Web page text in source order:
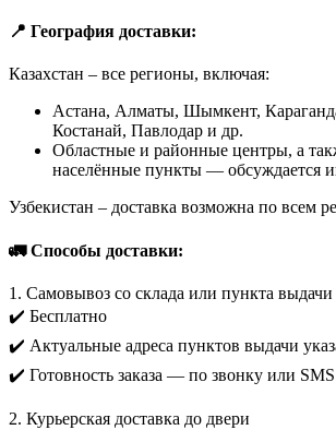
📍 География доставки:
Казахстан – все регионы, включая:
Астана, Алматы, Шымкент,
Костанай, Павлодар и др.
Областные и районные центры, а
населённые пункты — обсуждается
Узбекистан – доставка возможна по всем
🚛 Способы доставки:
1. Самовывоз со склада или пункта
✔️ Бесплатно
✔️ Актуальные адреса пунктов выдачи
✔️ Готовность заказа — по звонку или SMS
2. Курьерская доставка до двери